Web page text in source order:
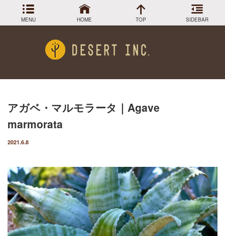
アガベ・マルモラータ｜Agave
marmorata
2021.6.8
MENU HOME TOP SIDEBAR
Instagram
BLOG 記事一覧
熱帯植物の育て方
エアプランツの育て方
植物の耐寒性を調べる